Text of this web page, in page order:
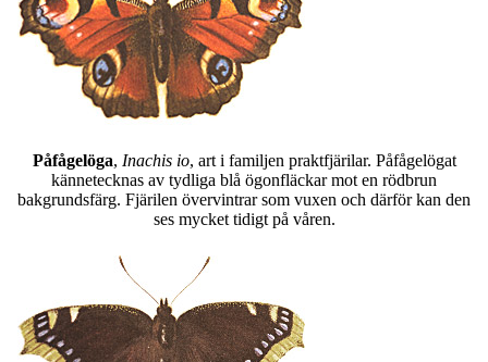
Påfågelöga, Inachis io, art i familjen praktfjärilar. Påfågelögat
kännetecknas av tydliga blå ögonfläckar mot en rödbrun
bakgrundsfärg. Fjärilen övervintrar som vuxen och därför kan den
ses mycket tidigt på våren.